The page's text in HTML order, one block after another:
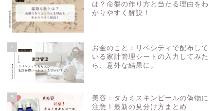
は？命盤の作り方と当たる理由をわ
かりやすく解説！
4
お金のこと：リベシティで配布して
いる家計管理シートの入力してみた
ら、意外な結果に。
5
美容：タカミスキンピールの偽物に
注意！最新の見分け方まとめ